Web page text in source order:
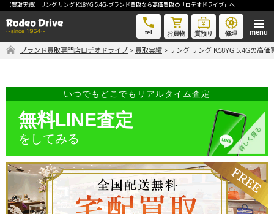
【買取実績】 リング リング K18YG 5.4G-ブランド買取なら高価買取の「ロデオドライブ」へ
tel お買物 質預り 修理
リング リング K18YG 5.4G-ブランド買取なら高価買取の「ロデオドライブ」へ
無料LINE査定
ご自宅にいながら品物を売りたい方へ
宅配買取申込
手間なく安全に売りたい方へ
ブランド買取専門店ロデオドライブ > 買取実績 > リング リング K18YG 5.4Gの高価
いつでもどこでもリアルタイム査定
無料LINE査定
をしてみる